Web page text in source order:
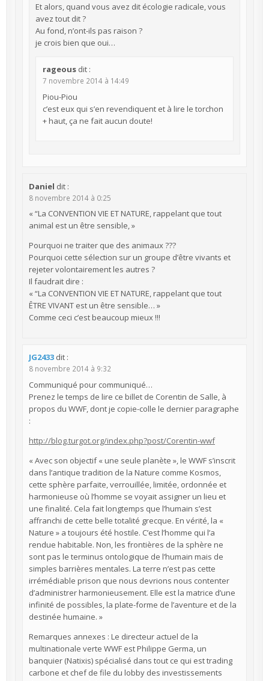
Et alors, quand vous avez dit écologie radicale, vous
avez tout dit ?
Au fond, n’ont-ils pas raison ?
je crois bien que oui…
rageous dit :
7 novembre 2014 à 14:49
Piou-Piou
c’est eux qui s’en revendiquent et à lire le torchon
+ haut, ça ne fait aucun doute!
Daniel dit :
8 novembre 2014 à 0:25
« “La CONVENTION VIE ET NATURE, rappelant que tout
animal est un être sensible, »
Pourquoi ne traiter que des animaux ???
Pourquoi cette sélection sur un groupe d’être vivants et
rejeter volontairement les autres ?
Il faudrait dire :
« “La CONVENTION VIE ET NATURE, rappelant que tout
ÊTRE VIVANT est un être sensible… »
Comme ceci c’est beaucoup mieux !!!
JG2433 dit :
8 novembre 2014 à 9:32
Communiqué pour communiqué…
Prenez le temps de lire ce billet de Corentin de Salle, à
propos du WWF, dont je copie-colle le dernier paragraphe
:
http://blog.turgot.org/index.php?post/Corentin-wwf
« Avec son objectif « une seule planète », le WWF s’inscrit
dans l’antique tradition de la Nature comme Kosmos,
cette sphère parfaite, verrouillée, limitée, ordonnée et
harmonieuse où l’homme se voyait assigner un lieu et
une finalité. Cela fait longtemps que l’humain s’est
affranchi de cette belle totalité grecque. En vérité, la «
Nature » a toujours été hostile. C’est l’homme qui l’a
rendue habitable. Non, les frontières de la sphère ne
sont pas le terminus ontologique de l’humain mais de
simples barrières mentales. La terre n’est pas cette
irrémédiable prison que nous devrions nous contenter
d’administrer harmonieusement. Elle est la matrice d’une
infinité de possibles, la plate-forme de l’aventure et de la
destinée humaine. »
Remarques annexes : Le directeur actuel de la
multinationale verte WWF est Philippe Germa, un
banquier (Natixis) spécialisé dans tout ce qui est trading
carbone et chef de file du lobby des investissements